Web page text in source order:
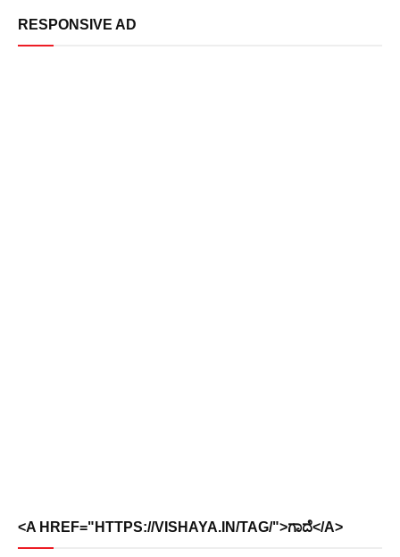
RESPONSIVE AD
<A HREF="HTTPS://VISHAYA.IN/TAG/">ಗಾದೆ</A>